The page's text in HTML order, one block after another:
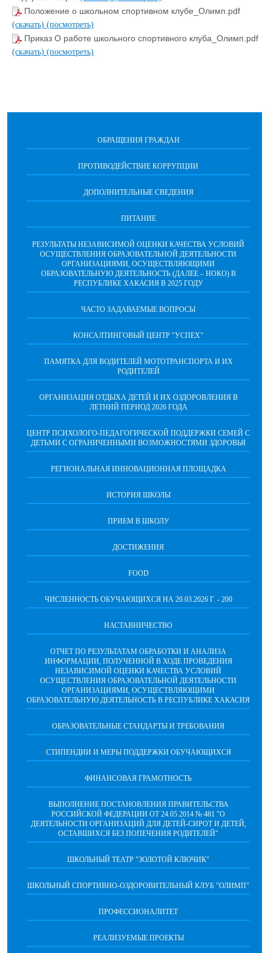
Положение о школьном спортивном клубе_Олимп.pdf
(скачать) (посмотреть)
Приказ О работе школьного спортивного клуба_Олимп.pdf
(скачать) (посмотреть)
ОБРАЩЕНИЯ ГРАЖДАН
ПРОТИВОДЕЙСТВИЕ КОРРУПЦИИ
ДОПОЛНИТЕЛЬНЫЕ СВЕДЕНИЯ
ПИТАНИЕ
РЕЗУЛЬТАТЫ НЕЗАВИСИМОЙ ОЦЕНКИ КАЧЕСТВА УСЛОВИЙ
ОСУЩЕСТВЛЕНИЯ ОБРАЗОВАТЕЛЬНОЙ ДЕЯТЕЛЬНОСТИ
ОРГАНИЗАЦИЯМИ, ОСУЩЕСТВЛЯЮЩИМИ
ОБРАЗОВАТЕЛЬНУЮ ДЕЯТЕЛЬНОСТЬ (ДАЛЕЕ – НОКО) В
РЕСПУБЛИКЕ ХАКАСИЯ В 2025 ГОДУ
ЧАСТО ЗАДАВАЕМЫЕ ВОПРОСЫ
КОНСАЛТИНГОВЫЙ ЦЕНТР "УСПЕХ"
ПАМЯТКА ДЛЯ ВОДИТЕЛЕЙ МОТОТРАНСПОРТА И ИХ
РОДИТЕЛЕЙ
ОРГАНИЗАЦИЯ ОТДЫХА ДЕТЕЙ И ИХ ОЗДОРОВЛЕНИЯ В
ЛЕТНИЙ ПЕРИОД 2026 ГОДА
ЦЕНТР ПСИХОЛОГО-ПЕДАГОГИЧЕСКОЙ ПОДДЕРЖКИ СЕМЕЙ С
ДЕТЬМИ С ОГРАНИЧЕННЫМИ ВОЗМОЖНОСТЯМИ ЗДОРОВЬЯ
РЕГИОНАЛЬНАЯ ИННОВАЦИОННАЯ ПЛОЩАДКА
ИСТОРИЯ ШКОЛЫ
ПРИЕМ В ШКОЛУ
ДОСТИЖЕНИЯ
FOOD
ЧИСЛЕННОСТЬ ОБУЧАЮЩИХСЯ НА 20.03.2026 Г. - 200
НАСТАВНИЧЕСТВО
ОТЧЕТ ПО РЕЗУЛЬТАТАМ ОБРАБОТКИ И АНАЛИЗА
ИНФОРМАЦИИ, ПОЛУЧЕННОЙ В ХОДЕ ПРОВЕДЕНИЯ
НЕЗАВИСИМОЙ ОЦЕНКИ КАЧЕСТВА УСЛОВИЙ
ОСУЩЕСТВЛЕНИЯ ОБРАЗОВАТЕЛЬНОЙ ДЕЯТЕЛЬНОСТИ
ОРГАНИЗАЦИЯМИ, ОСУЩЕСТВЛЯЮЩИМИ
ОБРАЗОВАТЕЛЬНУЮ ДЕЯТЕЛЬНОСТЬ В РЕСПУБЛИКЕ ХАКАСИЯ
ОБРАЗОВАТЕЛЬНЫЕ СТАНДАРТЫ И ТРЕБОВАНИЯ
СТИПЕНДИИ И МЕРЫ ПОДДЕРЖКИ ОБУЧАЮЩИХСЯ
ФИНАНСОВАЯ ГРАМОТНОСТЬ
ВЫПОЛНЕНИЕ ПОСТАНОВЛЕНИЯ ПРАВИТЕЛЬСТВА
РОССИЙСКОЙ ФЕДЕРАЦИИ ОТ 24.05.2014 № 481 "О
ДЕЯТЕЛЬНОСТИ ОРГАНИЗАЦИЙ ДЛЯ ДЕТЕЙ-СИРОТ И ДЕТЕЙ,
ОСТАВШИХСЯ БЕЗ ПОПЕЧЕНИЯ РОДИТЕЛЕЙ"
ШКОЛЬНЫЙ ТЕАТР "ЗОЛОТОЙ КЛЮЧИК"
ШКОЛЬНЫЙ СПОРТИВНО-ОЗДОРОВИТЕЛЬНЫЙ КЛУБ "ОЛИМП"
ПРОФЕССИОНАЛИТЕТ
РЕАЛИЗУЕМЫЕ ПРОЕКТЫ